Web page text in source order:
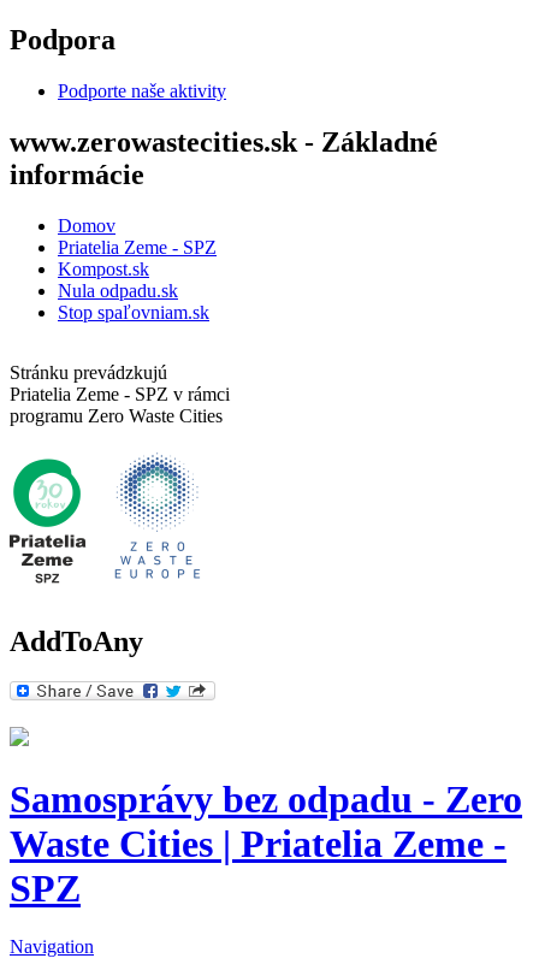
Skočiť na hlavný obsah
Podpora
Podporte naše aktivity
www.zerowastecities.sk - Základné
informácie
Domov
Priatelia Zeme - SPZ
Kompost.sk
Nula odpadu.sk
Stop spaľovniam.sk
Stránku prevádzkujú
Priatelia Zeme - SPZ v rámci
programu Zero Waste Cities
AddToAny
Samosprávy bez odpadu - Zero
Waste Cities | Priatelia Zeme -
SPZ
Navigation